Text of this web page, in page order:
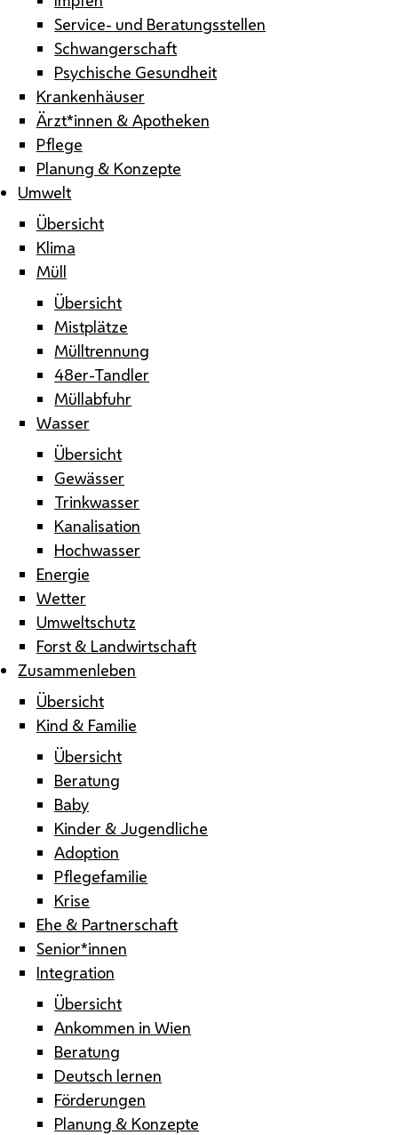
Service- und Beratungsstellen
Schwangerschaft
Psychische Gesundheit
Krankenhäuser
Ärzt*innen & Apotheken
Pflege
Planung & Konzepte
Umwelt
Übersicht
Klima
Müll
Übersicht
Mistplätze
Mülltrennung
48er-Tandler
Müllabfuhr
Wasser
Übersicht
Gewässer
Trinkwasser
Kanalisation
Hochwasser
Energie
Wetter
Umweltschutz
Forst & Landwirtschaft
Zusammenleben
Übersicht
Kind & Familie
Übersicht
Beratung
Baby
Kinder & Jugendliche
Adoption
Pflegefamilie
Krise
Ehe & Partnerschaft
Senior*innen
Integration
Übersicht
Ankommen in Wien
Beratung
Deutsch lernen
Förderungen
Planung & Konzepte